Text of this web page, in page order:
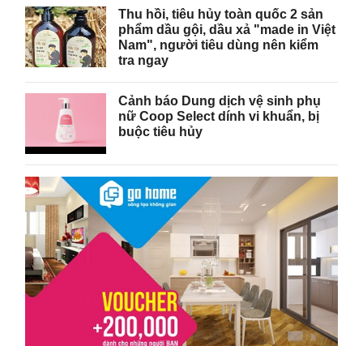
Thu hồi, tiêu hủy toàn quốc 2 sản
phẩm dầu gội, dầu xả "made in Việt
Nam", người tiêu dùng nên kiểm
tra ngay
Cảnh báo Dung dịch vệ sinh phụ
nữ Coop Select dính vi khuẩn, bị
buộc tiêu hủy